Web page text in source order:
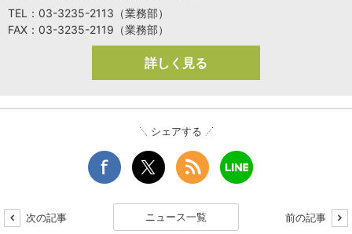
TEL：03-3235-2113（業務部）
FAX：03-3235-2119（業務部）
詳しく見る
シェアする
次の記事 ニュース一覧 前の記事